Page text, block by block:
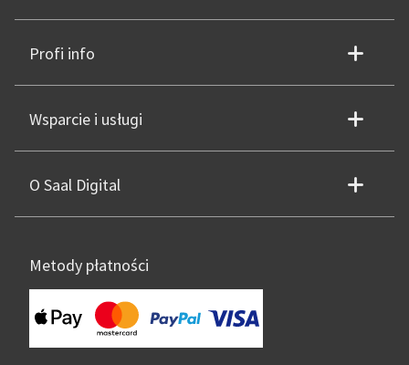
Profi info
Wsparcie i usługi
O Saal Digital
Metody płatności